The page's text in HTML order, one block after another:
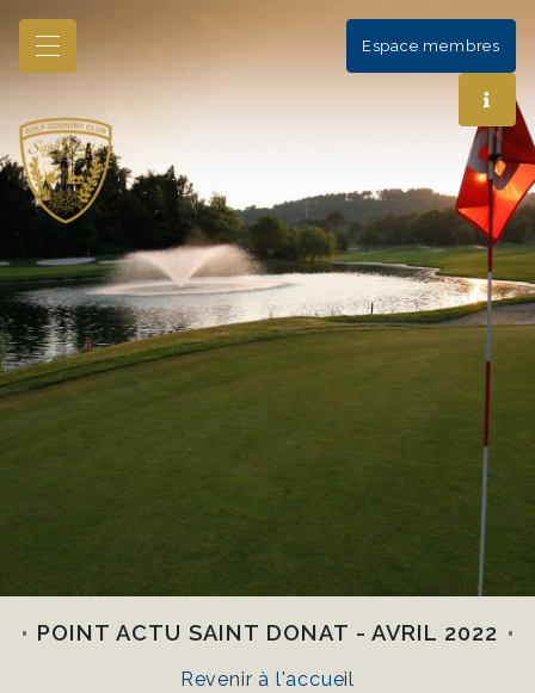
Espace membres
POINT ACTU SAINT DONAT - AVRIL 2022
Revenir à l'accueil